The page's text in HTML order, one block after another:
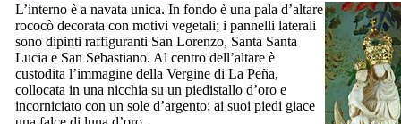
L’interno è a navata unica. In fondo è una pala d’altare
rococò decorata con motivi vegetali; i pannelli laterali
sono dipinti raffiguranti San Lorenzo, Santa Santa
Lucia e San Sebastiano. Al centro dell’altare è
custodita l’immagine della Vergine di La Peña,
collocata in una nicchia su un piedistallo d’oro e
incorniciato con un sole d’argento; ai suoi piedi giace